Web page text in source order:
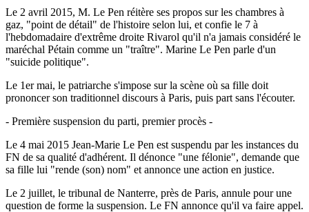
Le 2 avril 2015, M. Le Pen réitère ses propos sur les chambres à
gaz, "point de détail" de l'histoire selon lui, et confie le 7 à
l'hebdomadaire d'extrême droite Rivarol qu'il n'a jamais considéré le
maréchal Pétain comme un "traître". Marine Le Pen parle d'un
"suicide politique".
Le 1er mai, le patriarche s'impose sur la scène où sa fille doit
prononcer son traditionnel discours à Paris, puis part sans l'écouter.
- Première suspension du parti, premier procès -
Le 4 mai 2015 Jean-Marie Le Pen est suspendu par les instances du
FN de sa qualité d'adhérent. Il dénonce "une félonie", demande que
sa fille lui "rende (son) nom" et annonce une action en justice.
Le 2 juillet, le tribunal de Nanterre, près de Paris, annule pour une
question de forme la suspension. Le FN annonce qu'il va faire appel.